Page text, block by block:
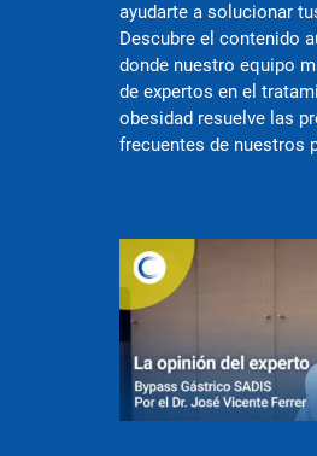
ayudarte a solucionar
Descubre el contenido
donde nuestro equipo
de expertos en el
obesidad resuelve las
frecuentes de nuestros